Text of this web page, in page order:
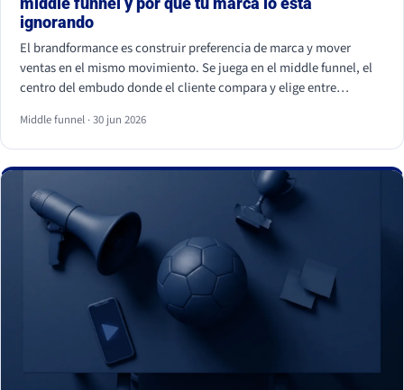
ignorando
El brandformance es construir preferencia de marca y mover
ventas en el mismo movimiento. Se juega en el middle funnel, el
centro del embudo donde el cliente compara y elige entre
invierte en los extremos (notoriedad y precio) y deja ese centro
vacío, que es justo donde se gana o se pierde la venta frente a la
marca blanca.
Middle funnel · 30 jun 2026